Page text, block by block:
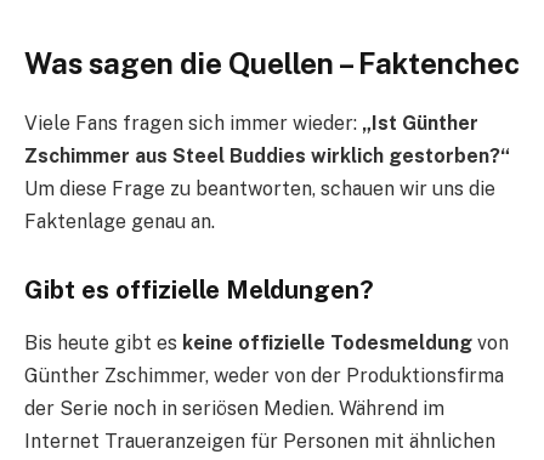
Was sagen die Quellen – Faktenchec
Viele Fans fragen sich immer wieder: „Ist Günther
Zschimmer aus Steel Buddies wirklich gestorben?“
Um diese Frage zu beantworten, schauen wir uns die
Faktenlage genau an.
Gibt es offizielle Meldungen?
Bis heute gibt es keine offizielle Todesmeldung von
Günther Zschimmer, weder von der Produktionsfirma
der Serie noch in seriösen Medien. Während im
Internet Traueranzeigen für Personen mit ähnlichen